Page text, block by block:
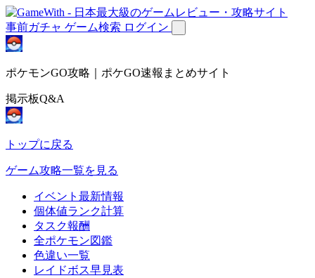
事前ガチャ ゲーム検索 ログイン
ポケモンGO攻略｜ポケGO速報まとめサイト
掲示板Q&A
トップに戻る
ゲーム攻略一覧を見る
イベント最新情報
個体値ランク計算
タスク報酬
全ポケモン図鑑
色違い一覧
レイドボス早見表